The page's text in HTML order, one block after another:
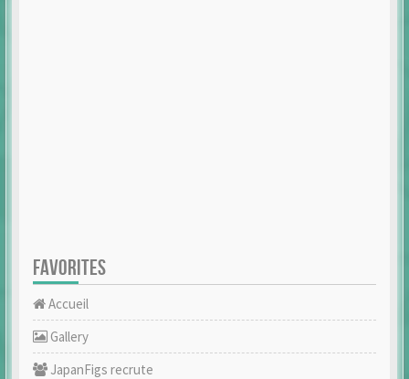
FAVORITES
Accueil
Gallery
JapanFigs recrute